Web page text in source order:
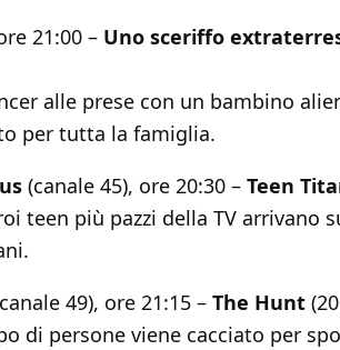
21:00 – Uno sceriffo
alle prese con un bambino
per tutta la famiglia.
(canale 45), ore 20:30 – Teen
teen più pazzi della TV arrivano
49), ore 21:15 – The Hunt
di persone viene cacciato per